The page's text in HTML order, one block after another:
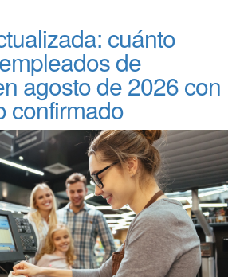
cuánto
de
agosto de 2026 con
confirmado